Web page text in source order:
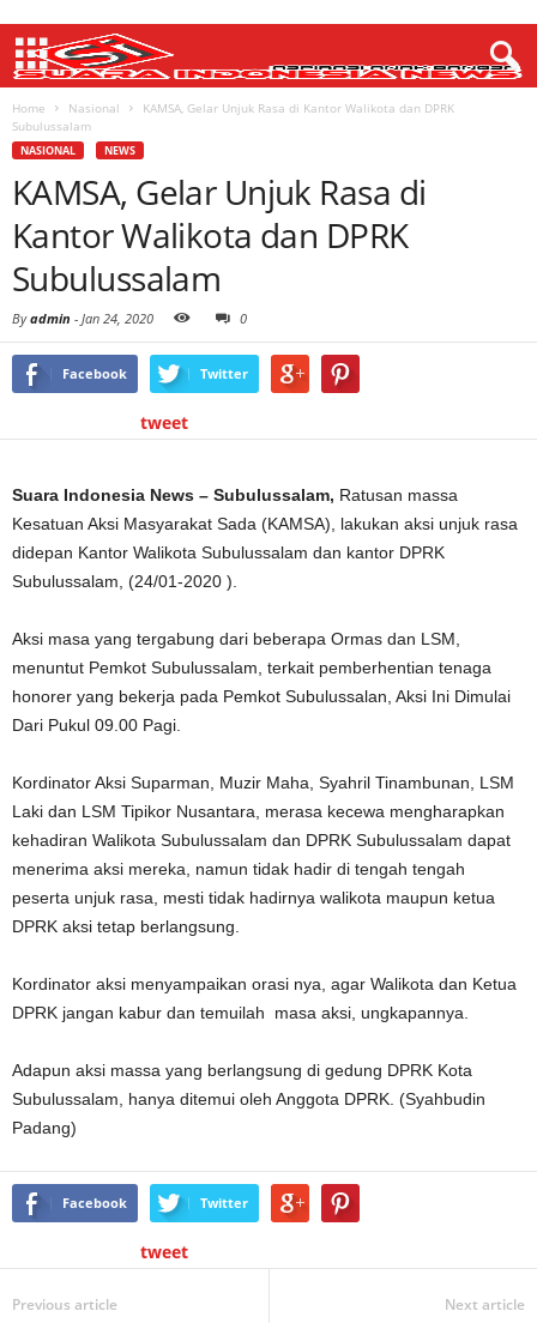
Home Nasional
KAMSA, Gelar Unjuk Rasa di Kantor Walikota dan DPRK
Subulussalam
NASIONAL NEWS
KAMSA, Gelar Unjuk Rasa di
Kantor Walikota dan DPRK
Subulussalam
Byadmin - Jan 24, 2020 0
Facebook Twitter
tweet
Suara Indonesia News – Subulussalam, Ratusan massa
Kesatuan Aksi Masyarakat Sada (KAMSA), lakukan aksi unjuk rasa
didepan Kantor Walikota Subulussalam dan kantor DPRK
Subulussalam, (24/01-2020 ).
Aksi masa yang tergabung dari beberapa Ormas dan LSM,
menuntut Pemkot Subulussalam, terkait pemberhentian tenaga
honorer yang bekerja pada Pemkot Subulussalan, Aksi Ini Dimulai
Dari Pukul 09.00 Pagi.
Kordinator Aksi Suparman, Muzir Maha, Syahril Tinambunan, LSM
Laki dan LSM Tipikor Nusantara, merasa kecewa mengharapkan
kehadiran Walikota Subulussalam dan DPRK Subulussalam dapat
menerima aksi mereka, namun tidak hadir di tengah tengah
peserta unjuk rasa, mesti tidak hadirnya walikota maupun ketua
DPRK aksi tetap berlangsung.
Kordinator aksi menyampaikan orasi nya, agar Walikota dan Ketua
DPRK jangan kabur dan temuilah masa aksi, ungkapannya.
Adapun aksi massa yang berlangsung di gedung DPRK Kota
Subulussalam, hanya ditemui oleh Anggota DPRK. (Syahbudin
Padang)
Facebook Twitter
tweet
Previous article Next article